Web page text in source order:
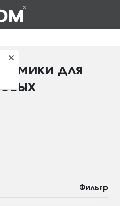
для
Фильтр